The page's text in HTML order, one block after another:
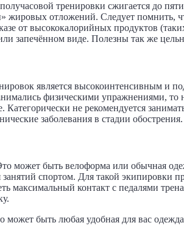
тренировки сжигается до
жировых отложений. Следует помнить,
от высококалорийных продуктов
запечённом виде. Полезны так же
является высокоинтенсивным и
физическими упражнениями,
не рекомендуется
заболевания в стадии обострения.
может быть велоформа или обычная
спортом. Для такой экипировки
контакт с педалями
может быть любая удобная для вас